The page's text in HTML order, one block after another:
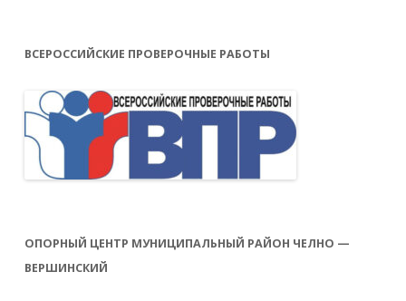
ВСЕРОССИЙСКИЕ ПРОВЕРОЧНЫЕ РАБОТЫ
ОПОРНЫЙ ЦЕНТР МУНИЦИПАЛЬНЫЙ РАЙОН ЧЕЛНО —
ВЕРШИНСКИЙ